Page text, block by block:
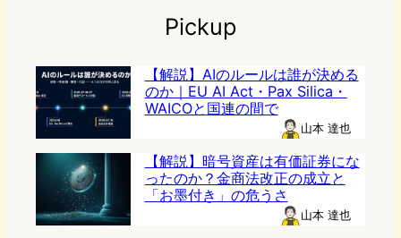
Pickup
【解説】AIのルールは誰が決める
のか｜EU AI Act・Pax Silica・
WAICOと国連の間で
山本 達也
【解説】暗号資産は有価証券にな
ったのか？金商法改正の成立と
「お墨付き」の危うさ
山本 達也